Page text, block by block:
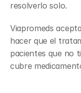
resolverlo solo.
Viapromeds
hacer que el
pacientes que no
cubre